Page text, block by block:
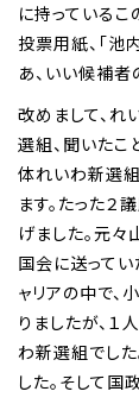
に持っているこ
投票用紙、「池
あ、いい候補者
改めまして、
選組、聞いたこ
体れいわ新選
ます。たった
げました。元々
国会に送って
ャリアの中で、
りましたが、
わ新選組でし
した。そして国